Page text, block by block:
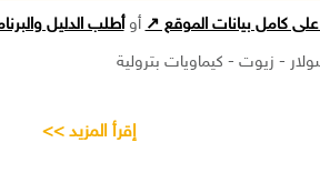
كامل بيانات الموقع ↗ أوأطلب الدليل
- زيوت - كيماويات بترولية
إقرأ المزيد >>